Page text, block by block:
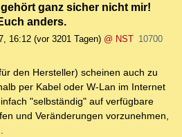
ganz sicher nicht mir!
anders.
16:12 (vor 3201 Tagen) @ NST 10700
den Hersteller) scheinen auch zu
per Kabel oder W-Lan im Internet
"selbständig" auf verfügbare
und Veränderungen vorzunehmen,